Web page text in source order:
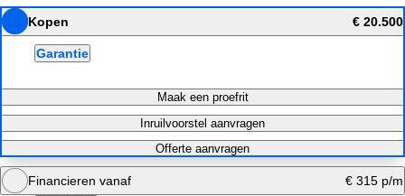
Kopen € 20.500
Garantie
Maak een proefrit
Inruilvoorstel aanvragen
Offerte aanvragen
Financieren vanaf € 315 p/m